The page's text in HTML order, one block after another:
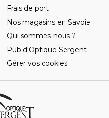
Frais de port
Nos magasins en Savoie
Qui sommes-nous ?
Pub d'Optique Sergent
Gérer vos cookies